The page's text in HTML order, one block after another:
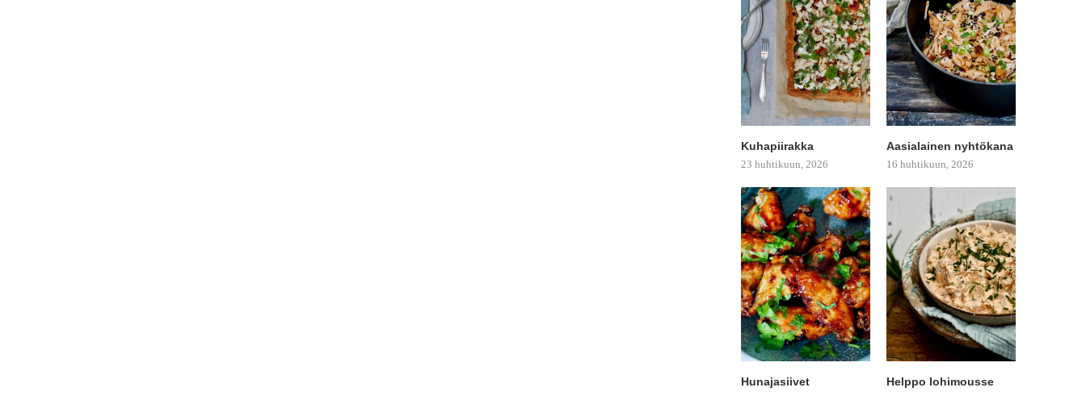
Kuhapiirakka
23 huhtikuun, 2026
Aasialainen nyhtökana
16 huhtikuun, 2026
Hunajasiivet Helppo lohimousse